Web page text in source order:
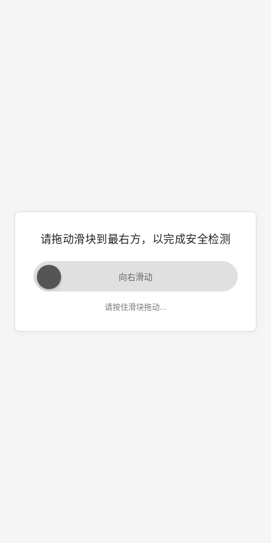
请拖动滑块到最右方，以完成安全检测
向右滑动
请按住滑块拖动...